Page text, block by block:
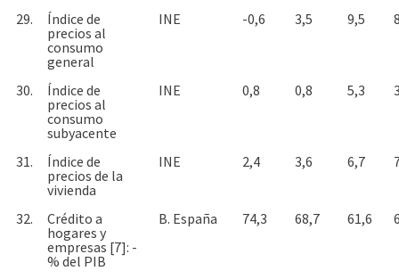
29.
Índice de
precios al
consumo
general
INE -0,6 3,5 9,5
30.
Índice de
precios al
consumo
subyacente
INE 0,8 0,8 5,3
31.
Índice de
precios de la
vivienda
INE 2,4 3,6 6,7
32.
Crédito a
hogares y
empresas [7]: -
% del PIB
B. España 74,3 68,7 61,6